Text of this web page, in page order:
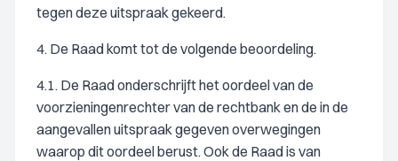
tegen deze uitspraak gekeerd.
4. De Raad komt tot de volgende beoordeling.
4.1. De Raad onderschrijft het oordeel van de
voorzieningenrechter van de rechtbank en de in de
aangevallen uitspraak gegeven overwegingen
waarop dit oordeel berust. Ook de Raad is van